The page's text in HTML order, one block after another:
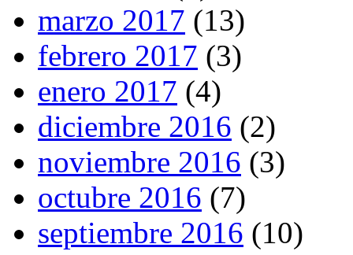
marzo 2017 (13)
febrero 2017 (3)
enero 2017 (4)
diciembre 2016 (2)
noviembre 2016 (3)
octubre 2016 (7)
septiembre 2016 (10)